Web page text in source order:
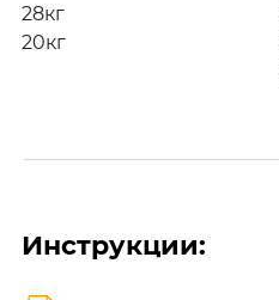
28кг
20кг
Инструкции: